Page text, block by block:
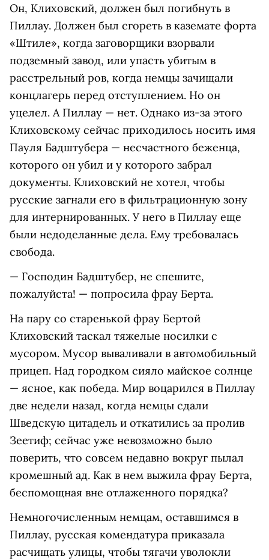
Он, Клиховский, должен был погибнуть в
Пиллау. Должен был сгореть в каземате форта
«Штиле», когда заговорщики взорвали
подземный завод, или упасть убитым в
расстрельный ров, когда немцы зачищали
концлагерь перед отступлением. Но он
уцелел. А Пиллау — нет. Однако из-за этого
Клиховскому сейчас приходилось носить имя
Пауля Бадштубера — несчастного беженца,
которого он убил и у которого забрал
документы. Клиховский не хотел, чтобы
русские загнали его в фильтрационную зону
для интернированных. У него в Пиллау еще
были недоделанные дела. Ему требовалась
свобода.
— Господин Бадштубер, не спешите,
пожалуйста! — попросила фрау Берта.
На пару со старенькой фрау Бертой
Клиховский таскал тяжелые носилки с
мусором. Мусор вываливали в автомобильный
прицеп. Над городком сияло майское солнце
— ясное, как победа. Мир воцарился в Пиллау
две недели назад, когда немцы сдали
Шведскую цитадель и откатились за пролив
Зеетиф; сейчас уже невозможно было
поверить, что совсем недавно вокруг пылал
кромешный ад. Как в нем выжила фрау Берта,
беспомощная вне отлаженного порядка?
Немногочисленным немцам, оставшимся в
Пиллау, русская комендатура приказала
расчищать улицы, чтобы тягачи уволокли